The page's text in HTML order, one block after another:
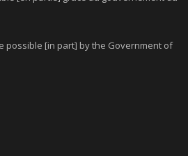
possible [in part] by the Government of